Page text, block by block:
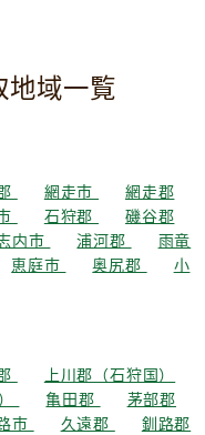
地域一覧
網走市
網走郡
石狩郡
磯谷郡
内市 浦河郡
雨竜
恵庭市 奥尻郡
小
上川郡（石狩国）
亀田郡
茅部郡
市 久遠郡
釧路郡